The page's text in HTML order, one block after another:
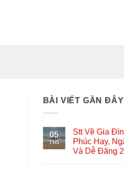
BÀI VIẾT GẦN ĐÂY
05
Th5
Stt Về Gia
Phúc Hay,
Và Dễ Đăng